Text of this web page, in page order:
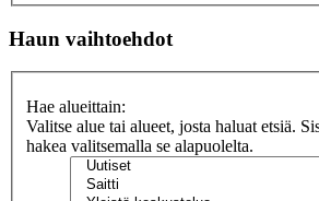
Haun vaihtoehdot
Hae alueittain:
Valitse alue tai alueet, josta haluat etsiä.
hakea valitsemalla se alapuolelta.